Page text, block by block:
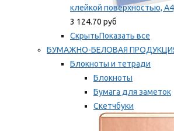
клейкой поверхностью,
3 124.70 руб
СкрытьПоказать все
БУМАЖНО-БЕЛОВАЯ
Блокноты и тетради
Блокноты
Бумага для заметок
Скетчбуки
Тетради